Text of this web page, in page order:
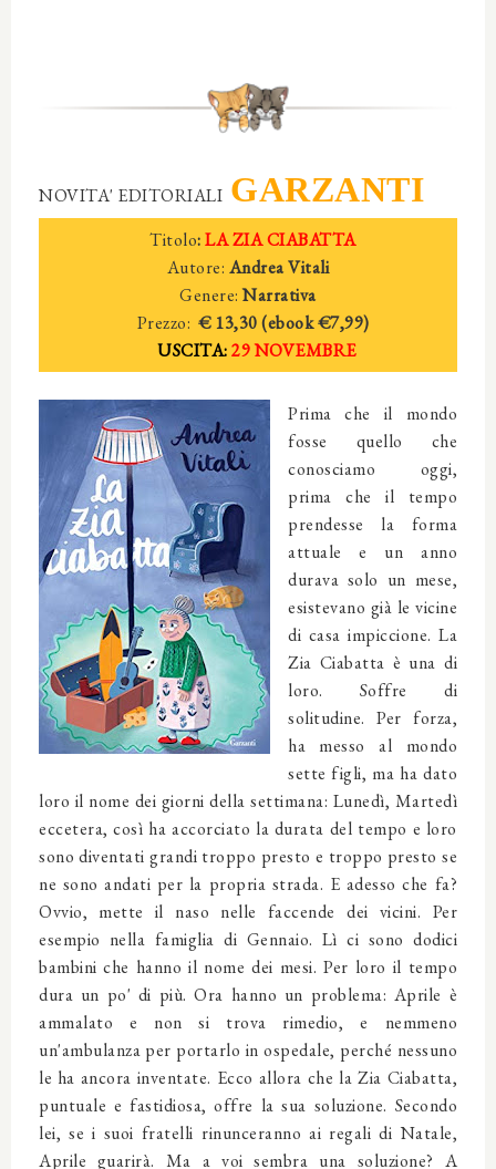
NOVITA' EDITORIALI GARZANTI
Titolo:LA ZIA CIABATTA
Autore: Andrea Vitali
Genere:Narrativa
Prezzo: € 13,30 (ebook €7,99)
USCITA:29 NOVEMBRE
Prima che il mondo
fosse quello che
conosciamo oggi,
prima che il tempo
prendesse la forma
attuale e un anno
durava solo un mese,
esistevano già le vicine
di casa impiccione. La
Zia Ciabatta è una di
loro. Soffre di
solitudine. Per forza,
ha messo al mondo
sette figli, ma ha dato
loro il nome dei giorni della settimana: Lunedì, Martedì
eccetera, così ha accorciato la durata del tempo e loro
sono diventati grandi troppo presto e troppo presto se
ne sono andati per la propria strada. E adesso che fa?
Ovvio, mette il naso nelle faccende dei vicini. Per
esempio nella famiglia di Gennaio. Lì ci sono dodici
bambini che hanno il nome dei mesi. Per loro il tempo
dura un po' di più. Ora hanno un problema: Aprile è
ammalato e non si trova rimedio, e nemmeno
un'ambulanza per portarlo in ospedale, perché nessuno
le ha ancora inventate. Ecco allora che la Zia Ciabatta,
puntuale e fastidiosa, offre la sua soluzione. Secondo
lei, se i suoi fratelli rinunceranno ai regali di Natale,
Aprile guarirà. Ma a voi sembra una soluzione? A